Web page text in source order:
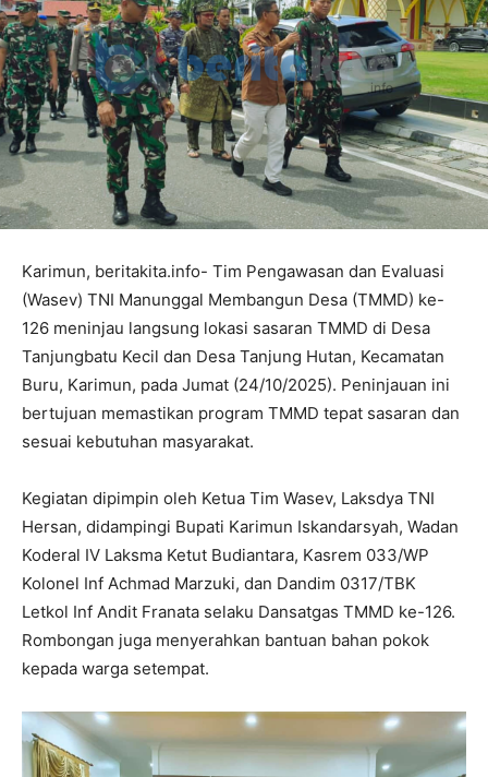
Karimun, beritakita.info- Tim Pengawasan dan Evaluasi
(Wasev) TNI Manunggal Membangun Desa (TMMD) ke-
126 meninjau langsung lokasi sasaran TMMD di Desa
Tanjungbatu Kecil dan Desa Tanjung Hutan, Kecamatan
Buru, Karimun, pada Jumat (24/10/2025). Peninjauan ini
bertujuan memastikan program TMMD tepat sasaran dan
sesuai kebutuhan masyarakat.
Kegiatan dipimpin oleh Ketua Tim Wasev, Laksdya TNI
Hersan, didampingi Bupati Karimun Iskandarsyah, Wadan
Koderal IV Laksma Ketut Budiantara, Kasrem 033/WP
Kolonel Inf Achmad Marzuki, dan Dandim 0317/TBK
Letkol Inf Andit Franata selaku Dansatgas TMMD ke-126.
Rombongan juga menyerahkan bantuan bahan pokok
kepada warga setempat.